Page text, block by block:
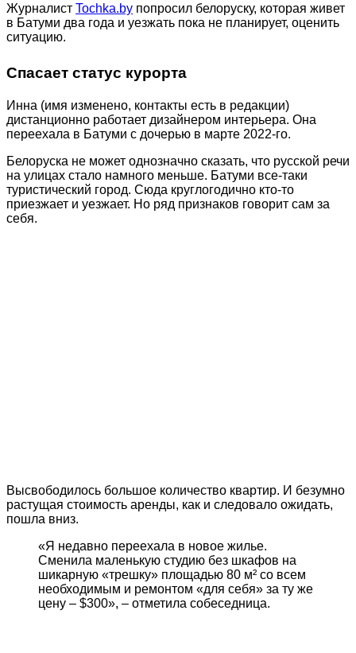
Журналист Tochka.by попросил белоруску, которая живет
в Батуми два года и уезжать пока не планирует, оценить
ситуацию.
Спасает статус курорта
Инна (имя изменено, контакты есть в редакции)
дистанционно работает дизайнером интерьера. Она
переехала в Батуми с дочерью в марте 2022-го.
Белоруска не может однозначно сказать, что русской речи
на улицах стало намного меньше. Батуми все-таки
туристический город. Сюда круглогодично кто-то
приезжает и уезжает. Но ряд признаков говорит сам за
себя.
Высвободилось большое количество квартир. И безумно
растущая стоимость аренды, как и следовало ожидать,
пошла вниз.
«Я недавно переехала в новое жилье.
Сменила маленькую студию без шкафов на
шикарную «трешку» площадью 80 м² со всем
необходимым и ремонтом «для себя» за ту же
цену – $300», – отметила собеседница.